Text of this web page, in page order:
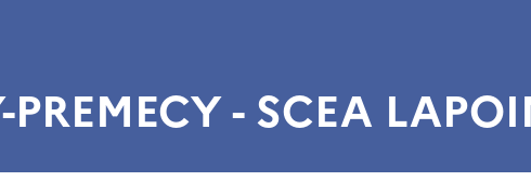
PREMECY - SCEA